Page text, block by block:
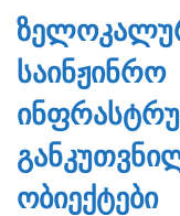
ᲡᲐᲘᲜᲟᲘᲜᲠᲝ
ᲝᲑᲘᲔᲥᲢᲔᲑᲘ